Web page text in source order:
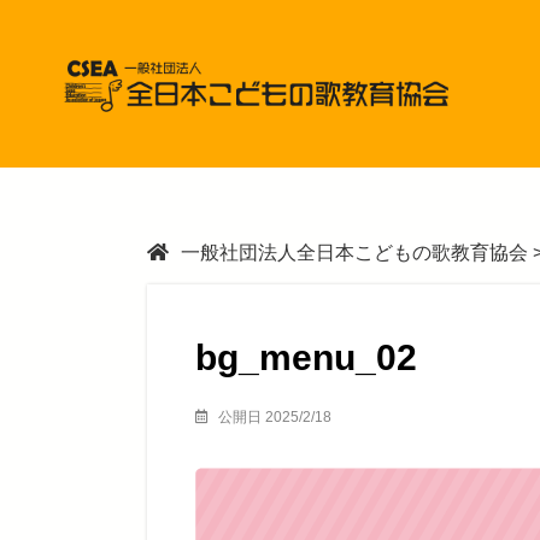
一般社団法人全日本こどもの歌教育協会
bg_menu_02
公開日 2025/2/18